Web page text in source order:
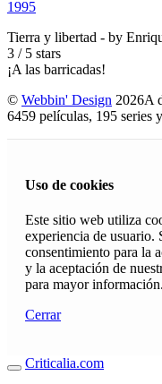
1995
Tierra y libertad - by
3 / 5 stars
¡A las barricadas!
© Webbin' Design 2026A
6459 películas, 195 series
Uso de cookies
Este sitio web utiliza
experiencia de usuario.
consentimiento para la
y la aceptación de
para mayor información.
Cerrar
Criticalia.com